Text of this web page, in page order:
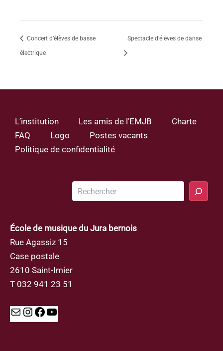
Concert d’élèves de basse
électrique
Spectacle d’élèves de danse
L’institution Les amis de l’EMJB
Charte
FAQ
Logo
Postes vacants
Politique de confidentialité
École de musique du Jura bernois
Rue Agassiz 15
Case postale
2610 Saint-Imier
T 032 941 23 51
MailInstagram
Facebook